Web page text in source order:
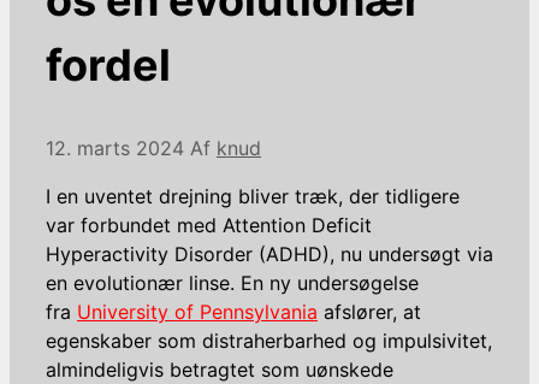
fordel
12. marts 2024 Af knud
I en uventet drejning bliver træk, der tidligere
var forbundet med Attention Deficit
Hyperactivity Disorder (ADHD), nu undersøgt via
en evolutionær linse. En ny undersøgelse
fra University of Pennsylvania afslører, at
egenskaber som distraherbarhed og impulsivitet,
almindeligvis betragtet som uønskede